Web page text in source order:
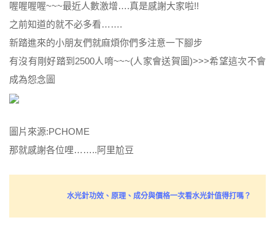
喔喔喔喔~~~最近人數激增….真是感謝大家啦!!
之前知道的就不必多看…….
新踏進來的小朋友們就麻煩你們多注意一下腳步
有沒有剛好踏到2500人唷~~~(人家會送賀圖)>>>希望這次不會
成為怨念圖
圖片來源:PCHOME
那就感謝各位哩……..阿里尬豆
水光針功效、原理、成分與價格一次看水光針值得打嗎？